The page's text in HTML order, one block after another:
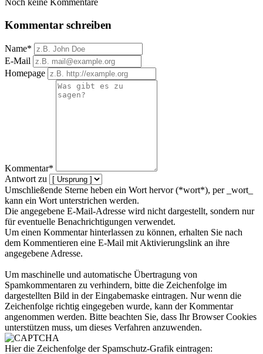
Noch keine Kommentare
Kommentar schreiben
Name*
E-Mail
Homepage
Kommentar*
Antwort zu
Umschließende Sterne heben ein Wort hervor (*wort*), per _wort_
kann ein Wort unterstrichen werden.
Die angegebene E-Mail-Adresse wird nicht dargestellt, sondern nur
für eventuelle Benachrichtigungen verwendet.
Um einen Kommentar hinterlassen zu können, erhalten Sie nach
dem Kommentieren eine E-Mail mit Aktivierungslink an ihre
angegebene Adresse.
Um maschinelle und automatische Übertragung von
Spamkommentaren zu verhindern, bitte die Zeichenfolge im
dargestellten Bild in der Eingabemaske eintragen. Nur wenn die
Zeichenfolge richtig eingegeben wurde, kann der Kommentar
angenommen werden. Bitte beachten Sie, dass Ihr Browser Cookies
unterstützen muss, um dieses Verfahren anzuwenden.
Hier die Zeichenfolge der Spamschutz-Grafik eintragen: